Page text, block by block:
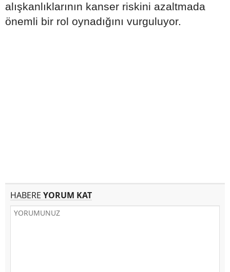
alışkanlıklarının kanser riskini azaltmada
önemli bir rol oynadığını vurguluyor.
HABERE YORUM KAT